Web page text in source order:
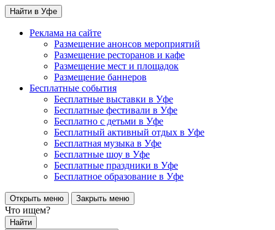
Найти в Уфе
Реклама на сайте
Размещение анонсов мероприятий
Размещение ресторанов и кафе
Размещение мест и площадок
Размещение баннеров
Бесплатные события
Бесплатные выставки в Уфе
Бесплатные фестивали в Уфе
Бесплатно с детьми в Уфе
Бесплатный активный отдых в Уфе
Бесплатная музыка в Уфе
Бесплатные шоу в Уфе
Бесплатные праздники в Уфе
Бесплатное образование в Уфе
Открыть меню Закрыть меню
Что ищем?
Найти